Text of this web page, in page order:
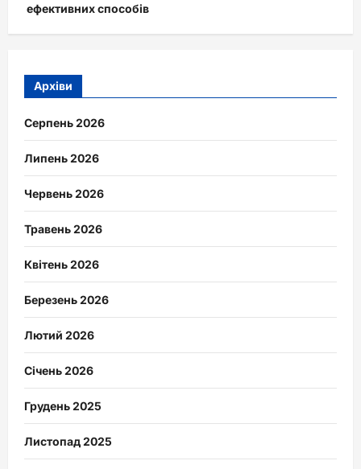
ефективних способів
Архіви
Серпень 2026
Липень 2026
Червень 2026
Травень 2026
Квітень 2026
Березень 2026
Лютий 2026
Січень 2026
Грудень 2025
Листопад 2025